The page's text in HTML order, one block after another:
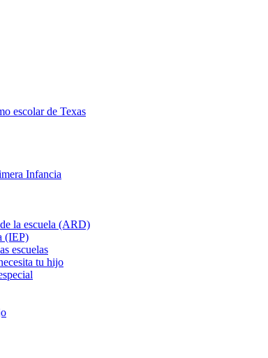
escolar de Texas
Infancia
la escuela (ARD)
(IEP)
escuelas
tu hijo